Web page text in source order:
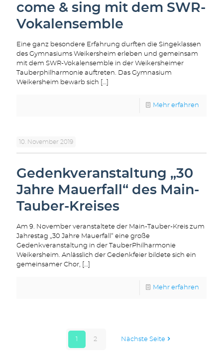
come & sing mit dem SWR-
Vokalensemble
Eine ganz besondere Erfahrung durften die Singeklassen
des Gymnasiums Weikersheim erleben und gemeinsam
mit dem SWR-Vokalensemble in der Weikersheimer
Tauberphilharmonie auftreten. Das Gymnasium
Weikersheim bewarb sich
Mehr erfahren
10. November 2019
Gedenkveranstaltung „30
Jahre Mauerfall“ des Main-
Tauber-Kreises
Am 9. November veranstaltete der Main-Tauber-Kreis zum
Jahrestag „30 Jahre Mauerfall“ eine große
Gedenkveranstaltung in der TauberPhilharmonie
Weikersheim. Anlässlich der Gedenkfeier bildete sich ein
gemeinsamer Chor,
Mehr erfahren
1 2 Nächste Seite